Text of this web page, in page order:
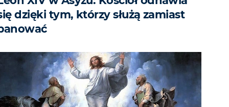
dzięki tym, którzy służą zamiast